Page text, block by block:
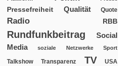
Pressefreiheit Qualität Quote
Radio RBB
Rundfunkbeitrag
Social
Media
soziale Netzwerke Sport
Talkshow Transparenz TV USA